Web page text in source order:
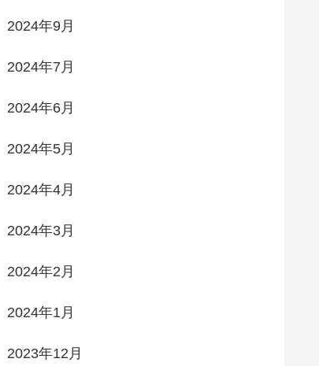
2024年9月
2024年7月
2024年6月
2024年5月
2024年4月
2024年3月
2024年2月
2024年1月
2023年12月